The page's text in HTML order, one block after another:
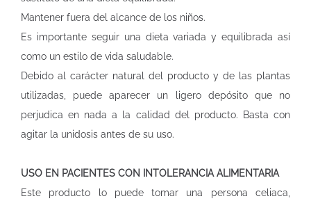
Mantener fuera del alcance de los niños.
Es importante seguir una dieta variada y equilibrada así
como un estilo de vida saludable.
Debido al carácter natural del producto y de las plantas
utilizadas, puede aparecer un ligero depósito que no
perjudica en nada a la calidad del producto. Basta con
agitar la unidosis antes de su uso.
USO EN PACIENTES CON INTOLERANCIA ALIMENTARIA
Este producto lo puede tomar una persona celiaca,